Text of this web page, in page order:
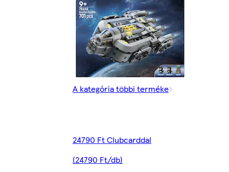
A kategória többi terméke
24790 Ft Clubcarddal
(24790 Ft/db)